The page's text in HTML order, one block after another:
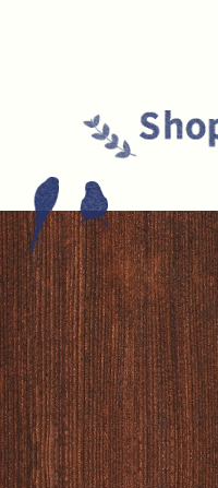
アンティーク家
2017/08/16
アンティーク家
2017/07/22
フェ風テーブル
2017/06/16
一枚板 モンキ